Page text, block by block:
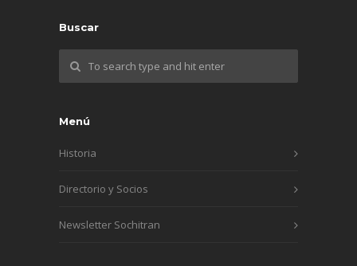
Buscar
Menú
Historia
Directorio y Socios
Newsletter Sochitran